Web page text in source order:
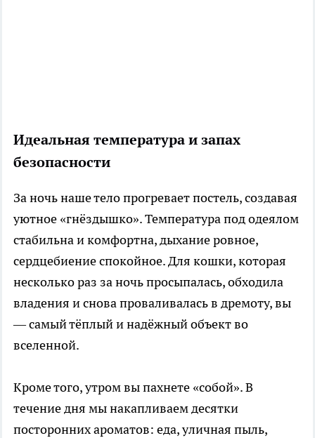
Идеальная температура и запах
безопасности
За ночь наше тело прогревает постель, создавая
уютное «гнёздышко». Температура под одеялом
стабильна и комфортна, дыхание ровное,
сердцебиение спокойное. Для кошки, которая
несколько раз за ночь просыпалась, обходила
владения и снова проваливалась в дремоту, вы
— самый тёплый и надёжный объект во
вселенной.
Кроме того, утром вы пахнете «собой». В
течение дня мы накапливаем десятки
посторонних ароматов: еда, уличная пыль,